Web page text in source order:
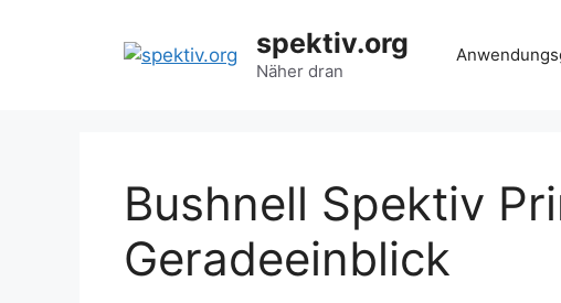
spektiv.org
Näher dran
Bushnell Spektiv
Geradeeinblick